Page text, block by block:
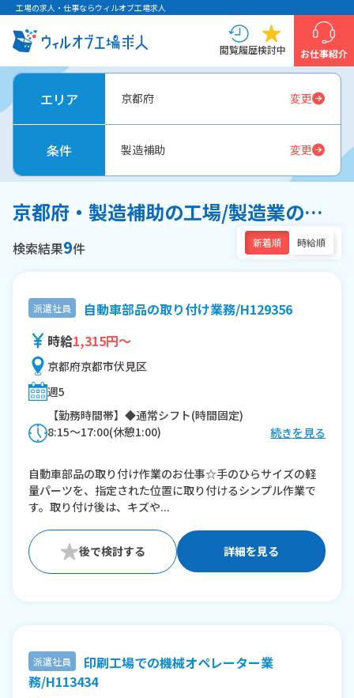
工場の求人・仕事ならウィルオブ工場求人
閲覧履歴検討中 お仕事紹介
エリア 京都府 変更
条件 製造補助 変更
京都府・製造補助の工場/製造業の求人一覧
検索結果9件 新着順 時給順
派遣社員
自動車部品の取り付け業務/H129356
時給1,315円～
京都府京都市伏見区
週5
【勤務時間帯】◆通常シフト(時間固定)
8:15〜17:00(休憩1:00)
※残業：0〜10時間程度/月
続きを見る
自動車部品の取り付け作業のお仕事☆手のひらサイズの軽
量パーツを、指定された位置に取り付けるシンプル作業で
す。取り付け後は、キズや...
詳細を見る
派遣社員
印刷工場での機械オペレーター業
務/H113434